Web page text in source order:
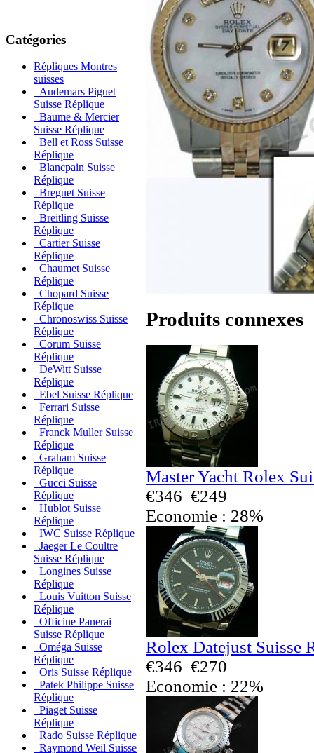
Catégories
Répliques Montres
suisses
Audemars Piguet
Suisse Réplique
Baume & Mercier
Suisse Réplique
Bell et Ross Suisse
Réplique
Blancpain Suisse
Réplique
Breguet Suisse
Réplique
Breitling Suisse
Réplique
Cartier Suisse
Réplique
Chaumet Suisse
Réplique
Chopard Suisse
Réplique
Chronoswiss Suisse
Réplique
Corum Suisse
Réplique
DeWitt Suisse
Réplique
Ebel Suisse Réplique
Ferrari Suisse
Réplique
Franck Muller Suisse
Réplique
Graham Suisse
Réplique
Gucci Suisse
Réplique
Hublot Suisse
Réplique
IWC Suisse Réplique
Jaeger Le Coultre
Suisse Réplique
Longines Suisse
Réplique
Louis Vuitton Suisse
Réplique
Officine Panerai
Suisse Réplique
Oméga Suisse
Réplique
Oris Suisse Réplique
Patek Philippe Suisse
Réplique
Piaget Suisse
Réplique
Rado Suisse Réplique
Raymond Weil Suisse
Produits connexes
Master Yacht Rolex
€346 €249
Economie : 28%
Rolex Datejust Suisse
€346 €270
Economie : 22%